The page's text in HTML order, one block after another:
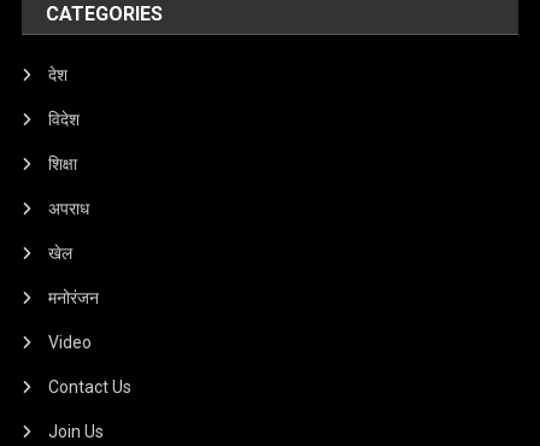
CATEGORIES
देश
विदेश
शिक्षा
अपराध
खेल
मनोरंजन
Video
Contact Us
Join Us